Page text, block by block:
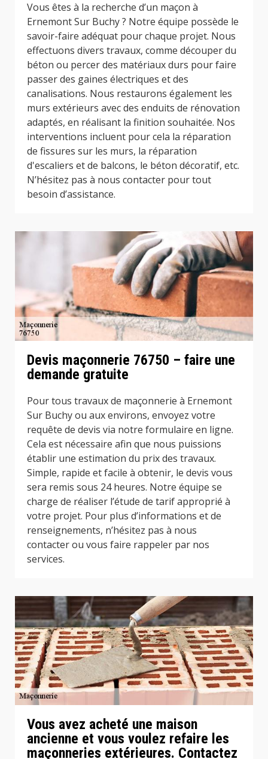
Vous êtes à la recherche d’un maçon à
Ernemont Sur Buchy ? Notre équipe possède le
savoir-faire adéquat pour chaque projet. Nous
effectuons divers travaux, comme découper du
béton ou percer des matériaux durs pour faire
passer des gaines électriques et des
canalisations. Nous restaurons également les
murs extérieurs avec des enduits de rénovation
adaptés, en réalisant la finition souhaitée. Nos
interventions incluent pour cela la réparation
de fissures sur les murs, la réparation
d'escaliers et de balcons, le béton décoratif, etc.
N’hésitez pas à nous contacter pour tout
besoin d’assistance.
Devis maçonnerie 76750 – faire une
demande gratuite
Pour tous travaux de maçonnerie à Ernemont
Sur Buchy ou aux environs, envoyez votre
requête de devis via notre formulaire en ligne.
Cela est nécessaire afin que nous puissions
établir une estimation du prix des travaux.
Simple, rapide et facile à obtenir, le devis vous
sera remis sous 24 heures. Notre équipe se
charge de réaliser l’étude de tarif approprié à
votre projet. Pour plus d’informations et de
renseignements, n’hésitez pas à nous
contacter ou vous faire rappeler par nos
services.
Vous avez acheté une maison
ancienne et vous voulez refaire les
maçonneries extérieures. Contactez